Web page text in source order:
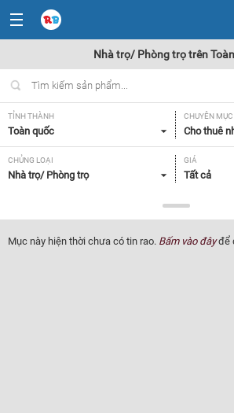
Nhà trọ/ Phòng trọ trên
TỈNH THÀNH
Toàn quốc
CHUYÊN MỤC
Cho thuê
CHỦNG LOẠI
Nhà trọ/ Phòng trọ
GIÁ
Tất cả
Tất cả
Mục này hiện thời chưa có tin rao. Bấm vào đâyđể